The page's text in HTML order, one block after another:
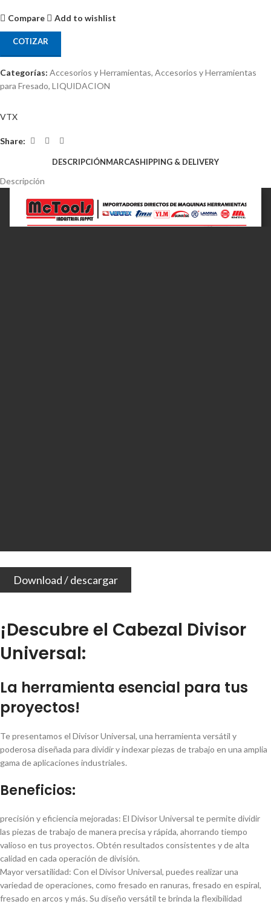
Compare Add to wishlist
COTIZAR
Categorías: Accesorios y Herramientas, Accesorios y Herramientas
para Fresado, LIQUIDACION
VTX
Share:
DESCRIPCIÓNMARCASHIPPING & DELIVERY
Descripción
Download / descargar
¡Descubre el Cabezal Divisor
Universal:
La herramienta esencial para tus
proyectos!
Te presentamos el Divisor Universal, una herramienta versátil y
poderosa diseñada para dividir y indexar piezas de trabajo en una amplia
gama de aplicaciones industriales.
Beneficios:
precisión y eficiencia mejoradas: El Divisor Universal te permite dividir
las piezas de trabajo de manera precisa y rápida, ahorrando tiempo
valioso en tus proyectos. Obtén resultados consistentes y de alta
calidad en cada operación de división.
Mayor versatilidad: Con el Divisor Universal, puedes realizar una
variedad de operaciones, como fresado en ranuras, fresado en espiral,
fresado en arcos y más. Su diseño versátil te brinda la flexibilidad